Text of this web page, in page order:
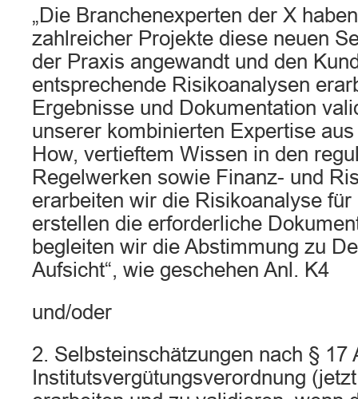
„Die Branchenexperten der X
zahlreicher Projekte diese neuen
der Praxis angewandt und den
entsprechende Risikoanalysen
Ergebnisse und Dokumentation
unserer kombinierten Expertise
How, vertieftem Wissen in den
Regelwerken sowie Finanz- und
erarbeiten wir die Risikoanalyse für
erstellen die erforderliche
begleiten wir die Abstimmung zu
Aufsicht“, wie geschehen Anl. K4
und/oder
2. Selbsteinschätzungen nach § 17
Institutsvergütungsverordnung